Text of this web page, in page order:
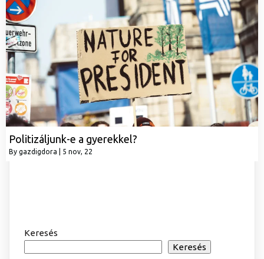
Politizáljunk-e a gyerekkel?
By gazdigdora 5 nov, 22
Keresés
Keresés